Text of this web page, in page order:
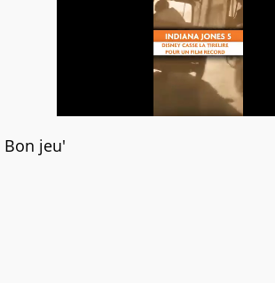
Bon jeu'